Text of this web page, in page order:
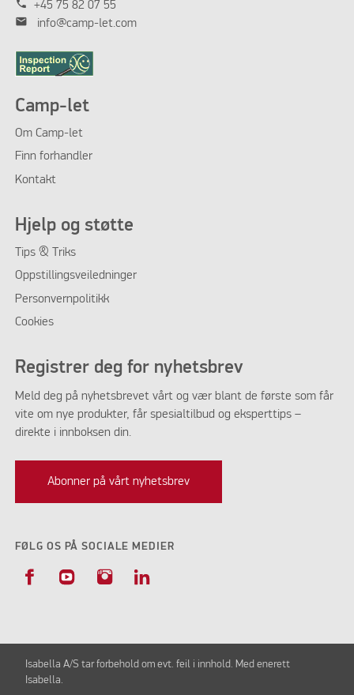
phone +45 75 82 07 55
mail info@camp-let.com
Camp-let
Om Camp-let
Finn forhandler
Kontakt
Hjelp og støtte
Tips & Triks
Oppstillingsveiledninger
Personvernpolitikk
Cookies
Registrer deg for nyhetsbrev
Meld deg på nyhetsbrevet vårt og vær blant de første som får
vite om nye produkter, får spesialtilbud og eksperttips –
direkte i innboksen din.
Abonner på vårt nyhetsbrev
FØLG OS PÅ SOCIALE MEDIER
Isabella A/S tar forbehold om evt. feil i innhold. Med enerett
Isabella.